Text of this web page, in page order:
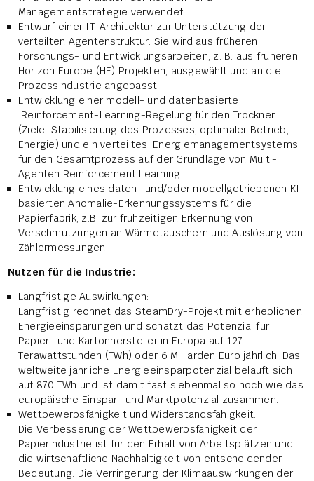
Managementstrategie verwendet.
Entwurf einer IT-Architektur zur Unterstützung der
verteilten Agentenstruktur. Sie wird aus früheren
Forschungs- und Entwicklungsarbeiten, z. B. aus früheren
Horizon Europe (HE) Projekten, ausgewählt und an die
Prozessindustrie angepasst.
Entwicklung einer modell- und datenbasierte
Reinforcement-Learning-Regelung für den Trockner
(Ziele: Stabilisierung des Prozesses, optimaler Betrieb,
Energie) und ein verteiltes, Energiemanagementsystems
für den Gesamtprozess auf der Grundlage von Multi-
Agenten Reinforcement Learning.
Entwicklung eines daten- und/oder modellgetriebenen KI-
basierten Anomalie-Erkennungssystems für die
Papierfabrik, z.B. zur frühzeitigen Erkennung von
Verschmutzungen an Wärmetauschern und Auslösung von
Zählermessungen.
Nutzen für die Industrie:
Langfristige Auswirkungen:
Langfristig rechnet das SteamDry-Projekt mit erheblichen
Energieeinsparungen und schätzt das Potenzial für
Papier- und Kartonhersteller in Europa auf 127
Terawattstunden (TWh) oder 6 Milliarden Euro jährlich. Das
weltweite jährliche Energieeinsparpotenzial beläuft sich
auf 870 TWh und ist damit fast siebenmal so hoch wie das
europäische Einspar- und Marktpotenzial zusammen.
Wettbewerbsfähigkeit und Widerstandsfähigkeit:
Die Verbesserung der Wettbewerbsfähigkeit der
Papierindustrie ist für den Erhalt von Arbeitsplätzen und
die wirtschaftliche Nachhaltigkeit von entscheidender
Bedeutung. Die Verringerung der Klimaauswirkungen der